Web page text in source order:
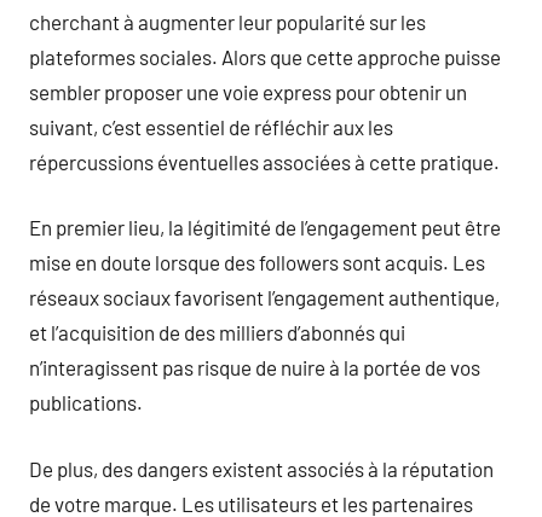
cherchant à augmenter leur popularité sur les
plateformes sociales. Alors que cette approche puisse
sembler proposer une voie express pour obtenir un
suivant, c’est essentiel de réfléchir aux les
répercussions éventuelles associées à cette pratique.
En premier lieu, la légitimité de l’engagement peut être
mise en doute lorsque des followers sont acquis. Les
réseaux sociaux favorisent l’engagement authentique,
et l’acquisition de des milliers d’abonnés qui
n’interagissent pas risque de nuire à la portée de vos
publications.
De plus, des dangers existent associés à la réputation
de votre marque. Les utilisateurs et les partenaires